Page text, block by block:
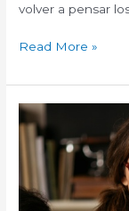
volver a pensar
Read More »
Bienestar
docente